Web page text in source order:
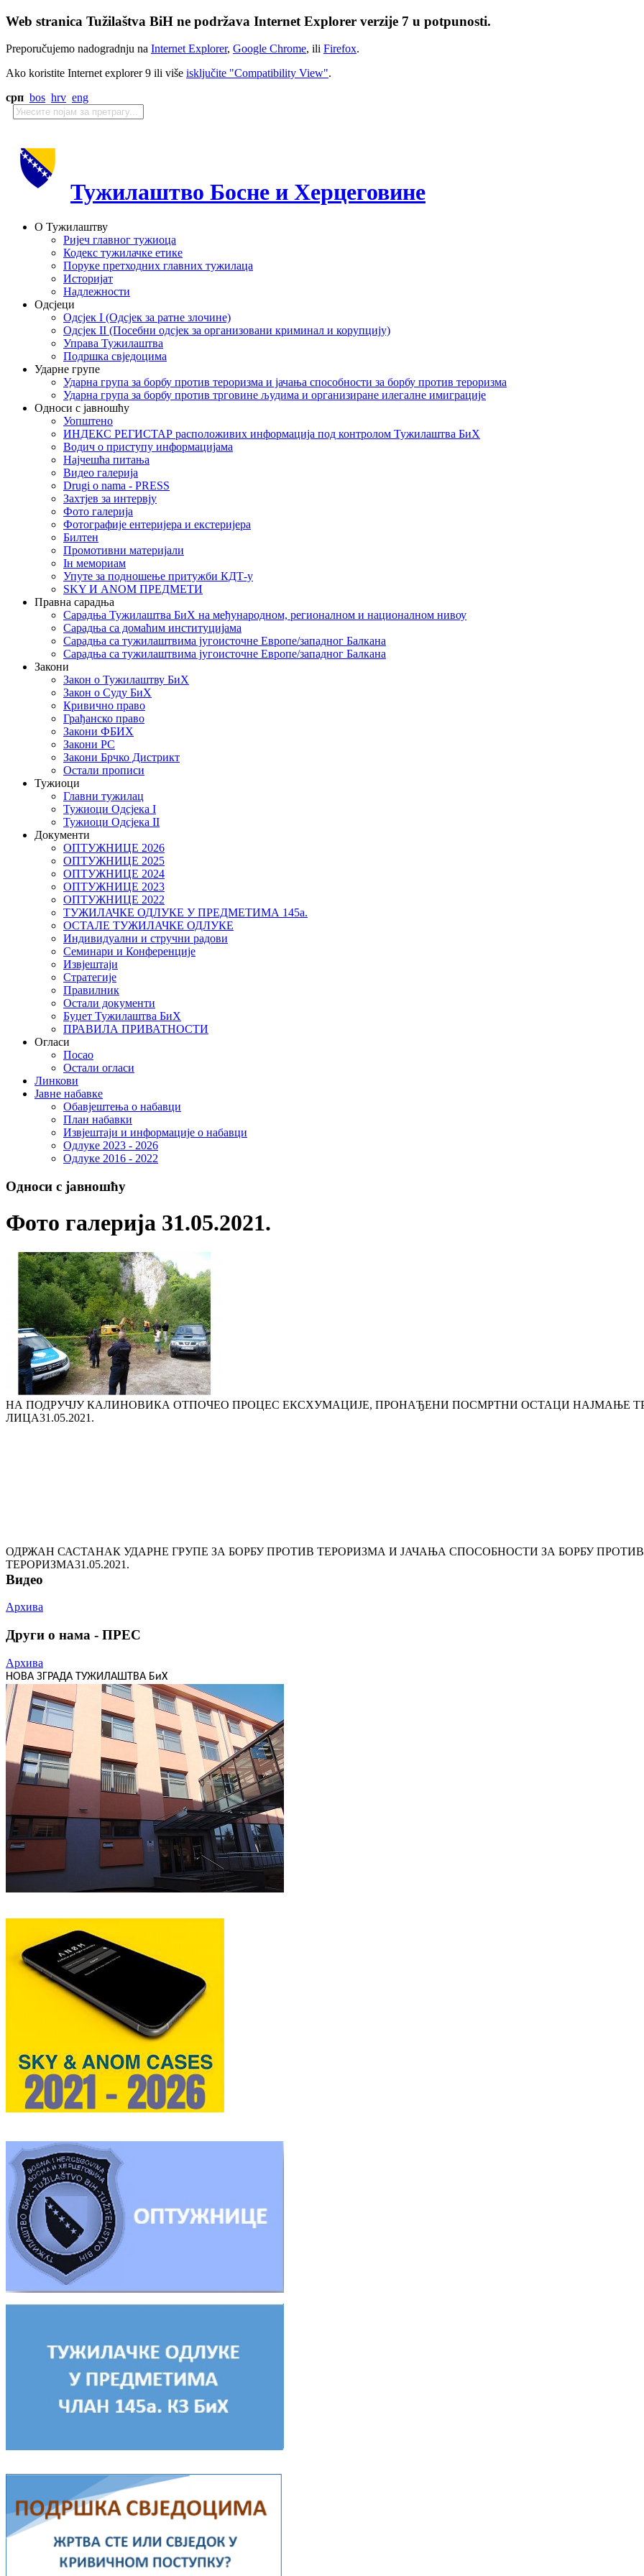
Web stranica Tužilaštva BiH ne podržava Internet Explorer verzije 7 u potpunosti.
Preporučujemo nadogradnju na Internet Explorer, Google Chrome, ili Firefox.
Ako koristite Internet explorer 9 ili više isključite "Compatibility View".
срп bos hrv eng
Тужилаштво Босне и Херцеговине
О Тужилаштву
Ријеч главног тужиоца
Кодекс тужилачке етике
Поруке претходних главних тужилаца
Историјат
Надлежности
Одсјеци
Одсјек I (Одсјек за ратне злочине)
Одсјек II (Посебни одсјек за организовани криминал и корупцију)
Управа Тужилаштва
Подршка свједоцима
Ударне групе
Ударна група за борбу против тероризма и јачања способности за борбу против тероризма
Ударна група за борбу против трговине људима и организиране илегалне имиграције
Односи с јавношћу
Уопштено
ИНДЕКС РЕГИСТАР расположивих информација под контролом Тужилаштва БиХ
Водич о приступу информацијама
Најчешћа питања
Видео галерија
Drugi o nama - PRESS
Захтјев за интервју
Фото галерија
Фотографије ентеријера и екстеријера
Билтен
Промотивни материјали
Iн мемориам
Упуте за подношење притужби КДТ-у
SKY И ANOM ПРЕДМЕТИ
Правна сарадња
Сарадња Тужилаштва БиХ на међународном, регионалном и националном нивоу
Сарадња са домаћим институцијама
Сарадња са тужилаштвима југоисточне Европе/западног Балкана
Сарадња са тужилаштвима југоисточне Европе/западног Балкана
Закони
Закон о Тужилаштву БиХ
Закон о Суду БиХ
Кривично право
Грађанско право
Закони ФБИХ
Закони РС
Закони Брчко Дистрикт
Остали прописи
Тужиоци
Главни тужилац
Тужиоци Oдсјекa I
Тужиоци Oдсјекa II
Документи
ОПТУЖНИЦЕ 2026
ОПТУЖНИЦЕ 2025
ОПТУЖНИЦЕ 2024
ОПТУЖНИЦЕ 2023
ОПТУЖНИЦЕ 2022
ТУЖИЛАЧКЕ ОДЛУКЕ У ПРЕДМЕТИМА 145а.
ОСТАЛЕ ТУЖИЛАЧКЕ ОДЛУКЕ
Индивидуални и стручни радови
Семинари и Конференције
Извјештаји
Стратегије
Правилник
Остали документи
Буџет Тужилаштва БиХ
ПРАВИЛА ПРИВАТНОСТИ
Огласи
Посао
Остали огласи
Линкови
Јавне набавке
Обавјештења о набавци
План набавки
Извјештаји и информације о набавци
Одлуке 2023 - 2026
Одлуке 2016 - 2022
Односи с јавношћу
Фото галерија 31.05.2021.
НА ПОДРУЧЈУ КАЛИНОВИКА ОТПОЧЕО ПРОЦЕС ЕКСХУМАЦИЈЕ, ПРОНАЂЕНИ ПОСМРТНИ ОСТАЦИ НАЈМАЊЕ
ЛИЦА31.05.2021.
ОДРЖАН САСТАНАК УДАРНЕ ГРУПЕ ЗА БОРБУ ПРОТИВ ТЕРОРИЗМА И ЈАЧАЊА СПОСОБНОСТИ ЗА БОРБУ ПРОТИВ
ТЕРОРИЗМА31.05.2021.
Видео
Архива
Други о нама - ПРЕС
Архива
НОВА ЗГРАДА ТУЖИЛАШТВА БиХ